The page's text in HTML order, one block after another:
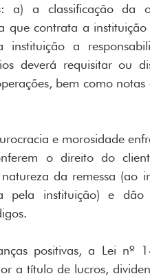
a) a classificação da
que contrata a
a
deverá requisitar ou
bem como notas
e morosidade
o direito do
da remessa (ao
pela instituição) e dão
positivas, a Lei nº
a título de lucros,